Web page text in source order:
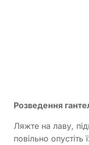
Розведення
Ляжте на лаву,
повільно опустіть